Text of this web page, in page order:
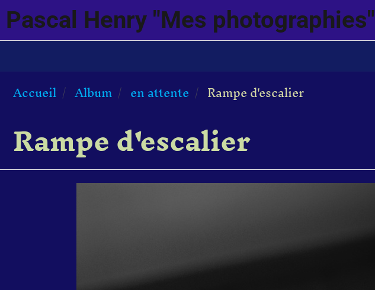
Pascal Henry "Mes photographies"
Accueil Album en attente Rampe d'escalier
Rampe d'escalier